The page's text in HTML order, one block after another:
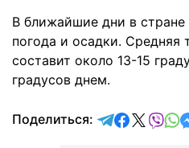
В ближайшие дни в стране
погода и осадки. Средняя
составит около 13-15
градусов днем.
Поделиться: отправить